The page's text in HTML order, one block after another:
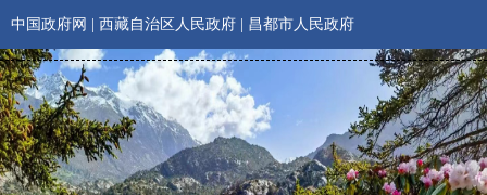
中国政府网 西藏自治区人民政府 昌都市人民政府